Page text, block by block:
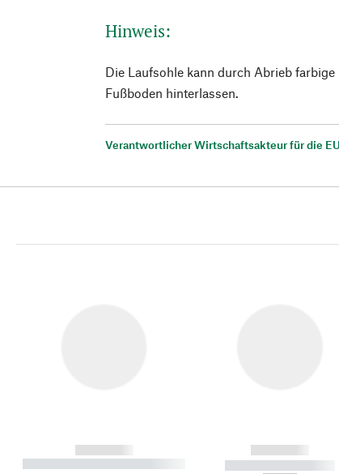
Hinweis:
Die Laufsohle kann durch Abrieb
Fußboden hinterlassen.
Verantwortlicher Wirtschaftsakteur für die EU
------------
----------- ----------- ----------
------------
----------- -----------